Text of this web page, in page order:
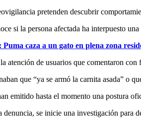
pretenden descubrir
si la persona afectada ha interpuesto
Puma caza a un gato en plena zona
atención de usuarios que comentaron
que “ya se armó la carnita asada” o
emitido hasta el momento una postura
denuncia, se inicie una investigación para